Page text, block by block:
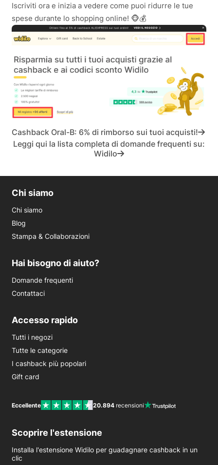
Iscriviti ora e inizia a vedere come puoi ridurre le tue
spese durante lo shopping online! 🐵💰
Cashback Oral-B: 6% di rimborso sui tuoi acquisti!
Leggi qui la lista completa di domande frequenti su:
Widilo
Chi siamo
Chi siamo
Blog
Stampa & Collaborazioni
Hai bisogno di aiuto?
Domande frequenti
Contattaci
Accesso rapido
Tutti i negozi
Tutte le categorie
I cashback più popolari
Gift card
Eccellente 20.894 recensioni
Scoprire l'estensione
Installa l'estensione Widilo per guadagnare cashback in un
clic